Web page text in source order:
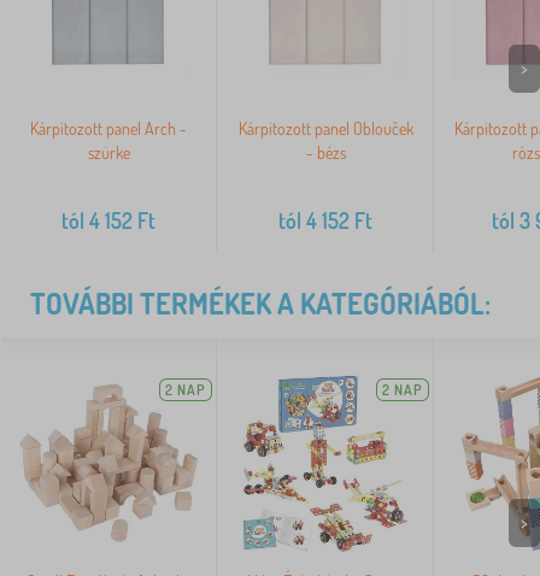
Kárpitozott panel Arch -
szürke
tól 4 152 Ft
Kárpitozott panel Oblouček
- bézs
tól 4 152 Ft
Kárpitozott
tól 3
>
TOVÁBBI TERMÉKEK A KATEGÓRIÁBÓL:
2 NAP 2 NAP
>